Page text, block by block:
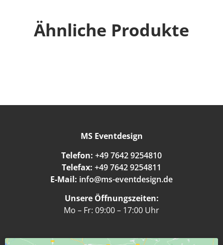
Ähnliche Produkte
MS Eventdesign
Telefon: +49 7642 9254810
Telefax: +49 7642 9254811
E-Mail: info@ms-eventdesign.de
Unsere Öffnungszeiten:
Mo – Fr: 09:00 – 17:00 Uhr